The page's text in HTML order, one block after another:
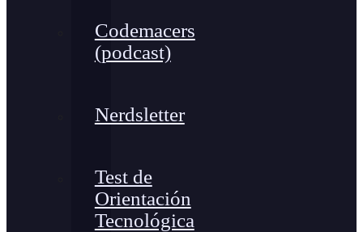
Codemacers
(podcast)
Nerdsletter
Test de
Orientación
Tecnológica